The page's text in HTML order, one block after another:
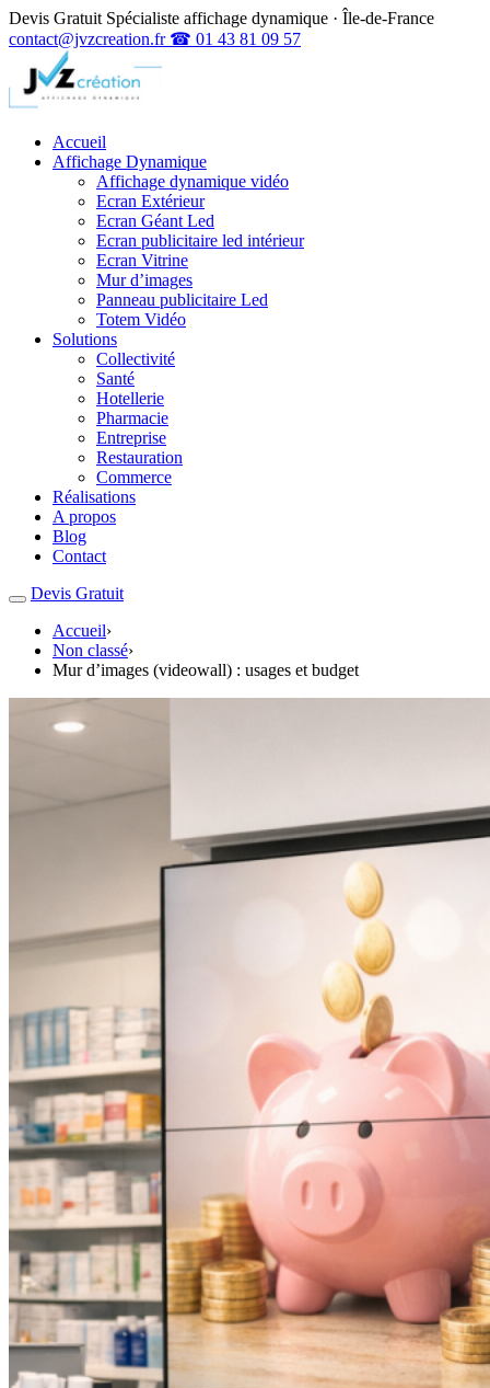
Devis Gratuit Spécialiste affichage dynamique · Île-de-France
contact@jvzcreation.fr ☎ 01 43 81 09 57
Accueil
Affichage Dynamique
Affichage dynamique vidéo
Ecran Extérieur
Ecran Géant Led
Ecran publicitaire led intérieur
Ecran Vitrine
Mur d’images
Panneau publicitaire Led
Totem Vidéo
Solutions
Collectivité
Santé
Hotellerie
Pharmacie
Entreprise
Restauration
Commerce
Réalisations
A propos
Blog
Contact
Devis Gratuit
Accueil›
Non classé›
Mur d’images (videowall) : usages et budget